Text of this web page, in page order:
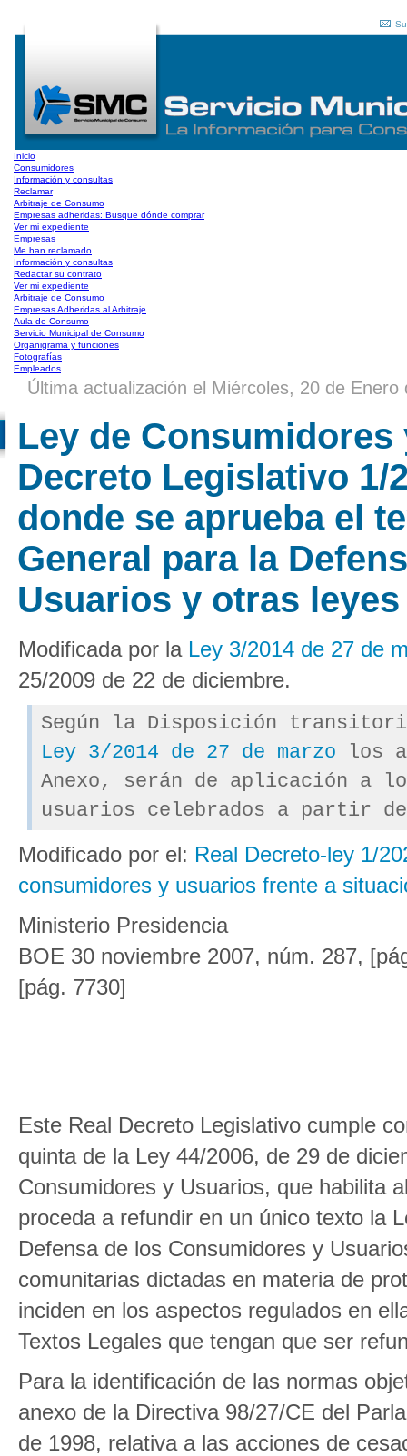
Inicio
Consumidores
Información y consultas
Reclamar
Arbitraje de Consumo
Empresas adheridas: Busque dónde comprar
Ver mi expediente
Empresas
Me han reclamado
Información y consultas
Redactar su contrato
Ver mi expediente
Arbitraje de Consumo
Empresas Adheridas al Arbitraje
Aula de Consumo
Servicio Municipal de Consumo
Organigrama y funciones
Fotografías
Empleados
Última actualización el Miércoles, 20 de Enero
Ley de Consumidores
Decreto Legislativo 1/
donde se aprueba el
General para la
Usuarios y otras
Modificada por la Ley 3/2014 de 27 de
25/2009 de 22 de diciembre.
Según la Disposición
Ley 3/2014 de 27 de marzo los
Anexo, serán de aplicación a
usuarios celebrados a partir
Modificado por el: Real Decreto-ley 1/
consumidores y usuarios frente a
Ministerio Presidencia
BOE 30 noviembre 2007, núm. 287,
[pág. 7730]
Este Real Decreto Legislativo cumple
quinta de la Ley 44/2006, de 29 de
Consumidores y Usuarios, que habilita
proceda a refundir en un único texto la
Defensa de los Consumidores y
comunitarias dictadas en materia de
inciden en los aspectos regulados en
Textos Legales que tengan que ser
Para la identificación de las normas
anexo de la Directiva 98/27/CE del
de 1998, relativa a las acciones de